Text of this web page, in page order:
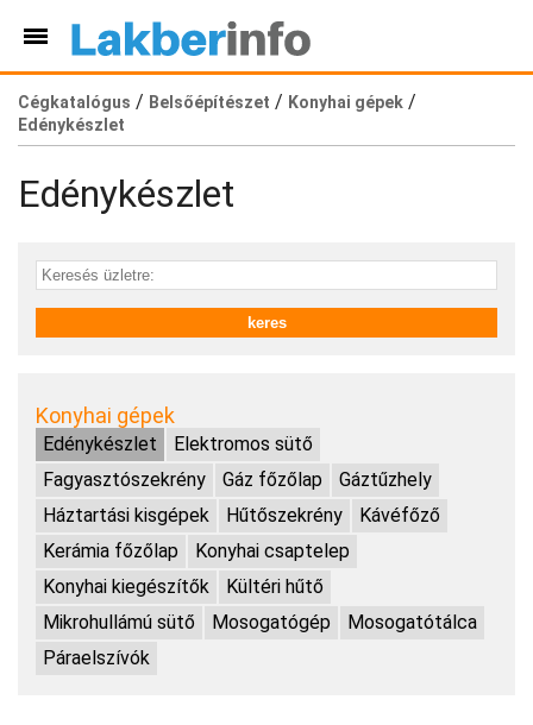
Cégkatalógus / Belsőépítészet / Konyhai gépek /
Edénykészlet
Edénykészlet
Konyhai gépek
Edénykészlet
Elektromos sütő
Fagyasztószekrény
Gáz főzőlap
Gáztűzhely
Háztartási kisgépek
Hűtőszekrény
Kávéfőző
Kerámia főzőlap
Konyhai csaptelep
Konyhai kiegészítők
Kültéri hűtő
Mikrohullámú sütő
Mosogatógép
Mosogatótálca
Páraelszívók